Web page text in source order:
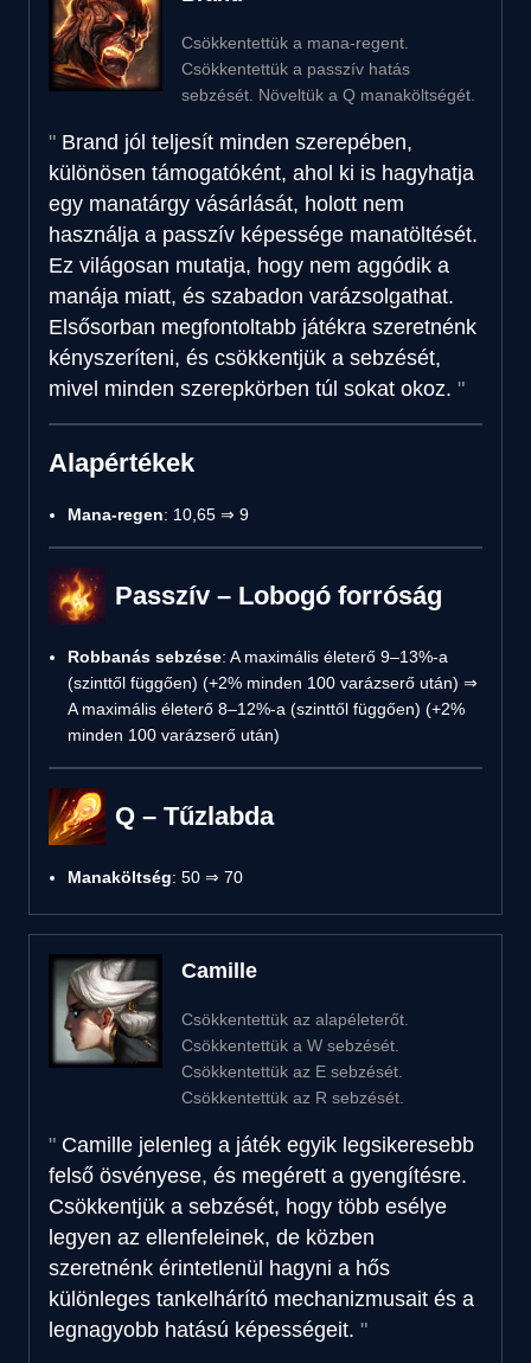
Csökkentettük a mana-regent.
Csökkentettük a passzív hatás
sebzését. Növeltük a Q manaköltségét.
Brand jól teljesít minden szerepében,
különösen támogatóként, ahol ki is hagyhatja
egy manatárgy vásárlását, holott nem
használja a passzív képessége manatöltését.
Ez világosan mutatja, hogy nem aggódik a
manája miatt, és szabadon varázsolgathat.
Elsősorban megfontoltabb játékra szeretnénk
kényszeríteni, és csökkentjük a sebzését,
mivel minden szerepkörben túl sokat okoz.
Alapértékek
Mana-regen: 10,65 ⇒ 9
Passzív – Lobogó forróság
Robbanás sebzése: A maximális életerő 9–13%-a
(szinttől függően) (+2% minden 100 varázserő után) ⇒
A maximális életerő 8–12%-a (szinttől függően) (+2%
minden 100 varázserő után)
Q – Tűzlabda
Manaköltség: 50 ⇒ 70
Camille
Csökkentettük az alapéleterőt.
Csökkentettük a W sebzését.
Csökkentettük az E sebzését.
Csökkentettük az R sebzését.
Camille jelenleg a játék egyik legsikeresebb
felső ösvényese, és megérett a gyengítésre.
Csökkentjük a sebzését, hogy több esélye
legyen az ellenfeleinek, de közben
szeretnénk érintetlenül hagyni a hős
különleges tankelhárító mechanizmusait és a
legnagyobb hatású képességeit.